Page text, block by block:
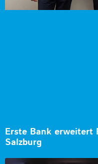
Erste Bank erweitert
Salzburg